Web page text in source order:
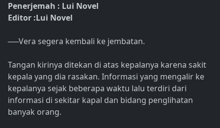
Penerjemah : Lui Novel
Editor :Lui Novel
──Vera segera kembali ke jembatan.
Tangan kirinya ditekan di atas kepalanya karena sakit
kepala yang dia rasakan. Informasi yang mengalir ke
kepalanya sejak beberapa waktu lalu terdiri dari
informasi di sekitar kapal dan bidang penglihatan
banyak orang.